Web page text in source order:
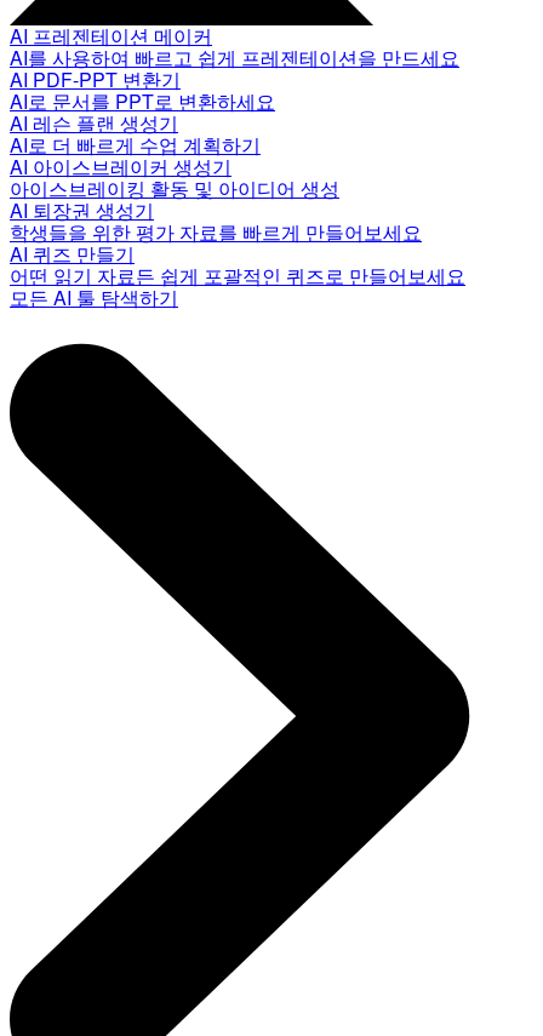
AI 프레젠테이션 메이커
AI를 사용하여 빠르고 쉽게 프레젠테이션을 만드세요
AI PDF-PPT 변환기
AI로 문서를 PPT로 변환하세요
AI 레슨 플랜 생성기
AI로 더 빠르게 수업 계획하기
AI 아이스브레이커 생성기
아이스브레이킹 활동 및 아이디어 생성
AI 퇴장권 생성기
학생들을 위한 평가 자료를 빠르게 만들어보세요
AI 퀴즈 만들기
어떤 읽기 자료든 쉽게 포괄적인 퀴즈로 만들어보세요
모든 AI 툴 탐색하기